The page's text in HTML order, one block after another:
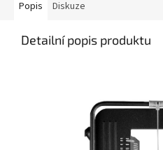
Popis Diskuze
Detailní popis produktu